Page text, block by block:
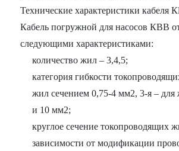
Технические характеристики кабеля
Кабель погружной для насосов КВВ
следующими характеристиками:
количество жил – 3,4,5;
категория гибкости
жил сечением 0,75-4 мм2, 3-я – для
и 10 мм2;
круглое сечение токопроводящих
зависимости от модификации